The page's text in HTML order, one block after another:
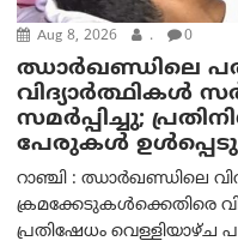
Aug 8, 2026 . 0
ഝാര്‍ഖണ്ഡിലെ
വിദ്യാർത്ഥികൾ
സമർപ്പിച്ചു;
പേരുകൾ
റാഞ്ചി : ഝാർഖണ്ഡിലെ
ക്രമക്കേടുകൾക്കെതിരെ
പ്രതിഷേധം വെള്ളിയാഴ്ച